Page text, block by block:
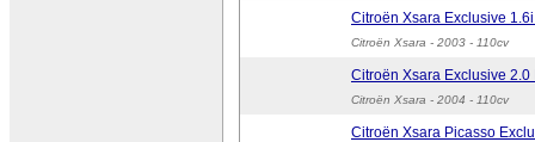
Citroën Xsara Exclusive
Citroën Xsara - 2003 - 110cv
Citroën Xsara Exclusive 2.0
Citroën Xsara - 2004 - 110cv
Citroën Xsara Picasso